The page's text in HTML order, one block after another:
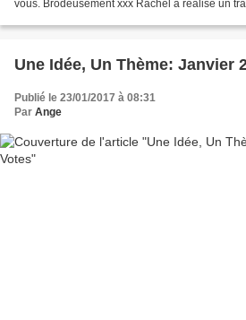
vous. Brodeusement xxx Rachel a réalisé un
Une Idée, Un Thème: Janvier
Publié le 23/01/2017 à 08:31
Par Ange